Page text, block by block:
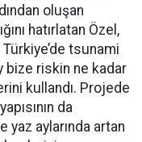
oluşan
hatırlatan Özel,
tsunami
bize riskin ne kadar
kullandı. Projede
da
yaz aylarında artan